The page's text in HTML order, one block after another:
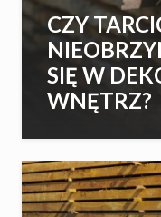
CZY
SIĘ W
WNĘTRZ?